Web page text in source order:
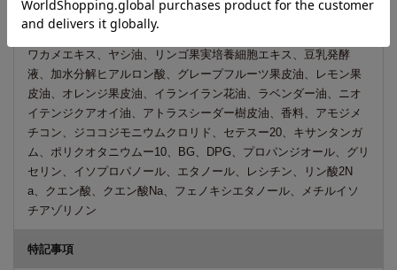
アロエベラ液汁、アスコフィルムノドスム/ヒバマタ/ヒジキ/トロ
ロコンブ/レソニアニグレスセンス/ミツイシコンブ/リシリコンブ/
ワカメエキス、ヤシ油、リンゴ果実培養細胞エキス、豆乳発酵
液、加水分解ヒアルロン酸、グレープフルーツ果皮油、レモン果
皮油、オレンジ果皮油、イランイラン花油、ラベンダー油、ニオ
イテンジクアオイ油、アトラスシーダー樹皮油、香料、アモジメ
チコン、ジココジモニウムクロリド、セテスー20、キサンタンガ
ム、ポリクオタニウムー10、BG、DPG、プロパンジオール、グリ
セリン、イソプロパノール、エタノール、レシチン、リン酸2N
a、クエン酸、クエン酸Na、フェノキシエタノール、メチルイソ
チアゾリノン
特記事項